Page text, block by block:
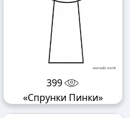
399
«Спрунки Пинки»